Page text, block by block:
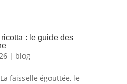
: le guide des
| blog
faisselle égouttée, le